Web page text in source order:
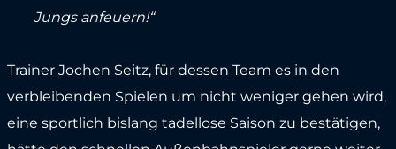
Jungs anfeuern!“
Trainer Jochen Seitz, für dessen Team es in den
verbleibenden Spielen um nicht weniger gehen wird,
eine sportlich bislang tadellose Saison zu bestätigen,